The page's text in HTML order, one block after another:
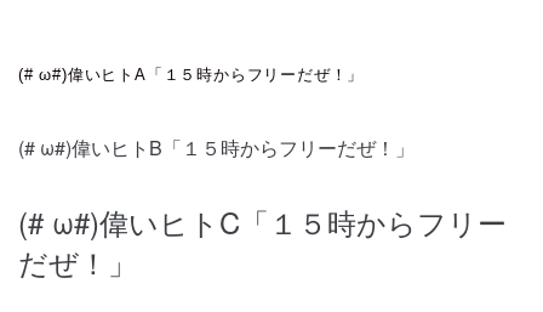
(# ω#)偉いヒトA「１５時からフリーだぜ！」
(# ω#)偉いヒトB 「１５時からフリーだぜ！」
(# ω#)偉いヒトC「１５時からフリー
だぜ！」